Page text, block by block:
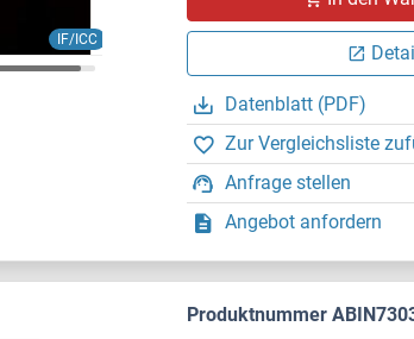
IF/ICC
Datenblatt (PDF)
Zur Vergleichsliste
Anfrage stellen
Angebot anfordern
Produktnummer